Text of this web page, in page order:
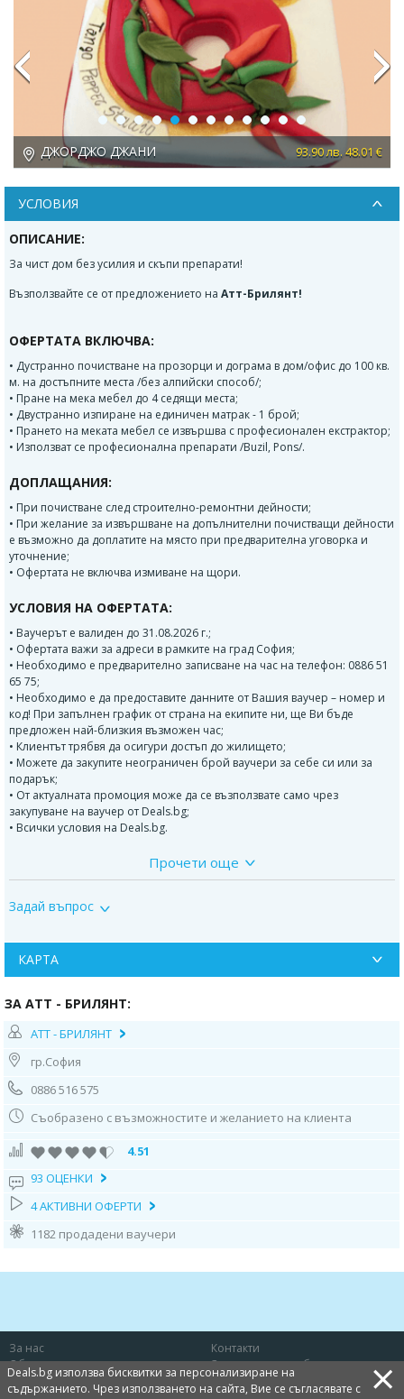
ДЖОРДЖО ДЖАНИ 93.90 лв. 48.01 €
Previous Next
УСЛОВИЯ
ОПИСАНИЕ:
За чист дом без усилия и скъпи препарати!
Възползвайте се от предложението на Атт-Брилянт!
ОФЕРТАТА ВКЛЮЧВА:
• Дустранно почистване на прозорци и дограма в дом/офис до 100 кв.
м. на достъпните места /без алпийски способ/;
• Пране на мека мебел до 4 седящи места;
• Двустранно изпиране на единичен матрак - 1 брой;
• Прането на меката мебел се извършва с професионален екстрактор;
• Използват се професионална препарати /Buzil, Pons/.
ДОПЛАЩАНИЯ:
• При почистване след строително-ремонтни дейности;
• При желание за извършване на допълнителни почистващи дейности
е възможно да доплатите на място при предварителна уговорка и
уточнение;
• Офертата не включва измиване на щори.
УСЛОВИЯ НА ОФЕРТАТА:
• Ваучерът е валиден до 31.08.2026 г.;
• Офертата важи за адреси в рамките на град София;
• Необходимо е предварително записване на час на телефон: 0886 51
65 75;
• Необходимо е да предоставите данните от Вашия ваучер – номер и
код! При запълнен график от страна на екипите ни, ще Ви бъде
предложен най-близкия възможен час;
• Клиентът трябвя да осигури достъп до жилището;
• Можете да закупите неограничен брой ваучери за себе си или за
подарък;
• От актуалната промоция може да се възползвате само чрез
закупуване на ваучер от Deals.bg;
• Всички условия на Deals.bg.
на ваучер от Deals.bg. Неизползван в срок ваучер се счита за
Прочети още
Задай въпрос
КАРТА
ЗА АТТ - БРИЛЯНТ:
АТТ - БРИЛЯНТ
гр.София
0886 516 575
Съобразено с възможностите и желанието на клиента
4.51
93 ОЦЕНКИ
4 АКТИВНИ ОФЕРТИ
1182 продадени ваучери
За нас
Контакти
Общи условия
Защита на потребителя
Политика за лични данни
Бисквитки
Deals.bg използва бисквитки за персонализиране на
съдържанието. Чрез използването на сайта, Вие се съгласявате с
×